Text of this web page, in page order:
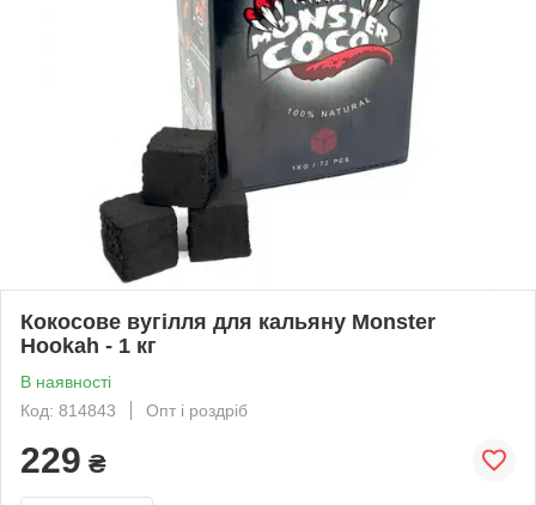
Кокосове вугілля для кальяну Monster
Hookah - 1 кг
В наявності
Код: 814843
Опт і роздріб
229 ₴